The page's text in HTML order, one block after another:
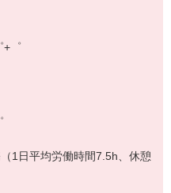
官公庁案件
接OK！
。
さい！
トでも評判が高く、さまざま
製品のイメージが強いのです
きらめていたお客様が、「ア
楽しさを知りました！・・・
しそうになるぐらい、感動を
+゜
1日平均労働時間7.5h、休憩